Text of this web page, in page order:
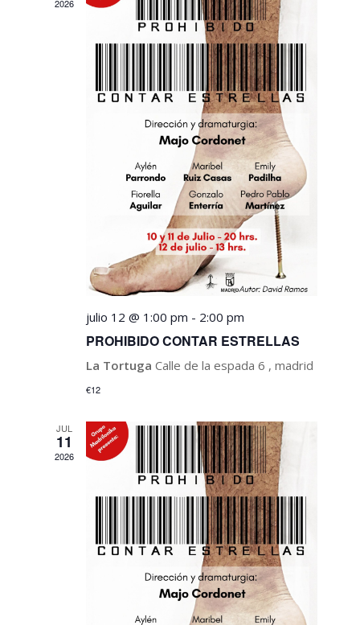
2026
julio 12 @ 1:00 pm - 2:00 pm
PROHIBIDO CONTAR ESTRELLAS
La TortugaCalle de la espada 6 , madrid
€12
JUL
11
2026